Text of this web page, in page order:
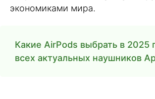
экономиками мира.
Какие AirPods выбрать в 2025
всех актуальных наушников